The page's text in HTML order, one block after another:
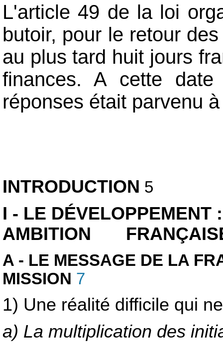
L'article 49 de la loi
butoir, pour le retour
au plus tard huit jours
finances. A cette
réponses était parvenu
INTRODUCTION 5
I - LE DÉVELOPPEMENT
AMBITION
A - LE MESSAGE DE LA
MISSION 7
1) Une réalité difficile qui
a) La multiplication des